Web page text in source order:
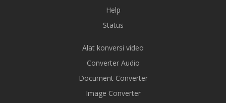
Help
Status
Alat konversi video
Converter Audio
Document Converter
Image Converter